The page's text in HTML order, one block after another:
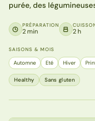
purée, des
PRÉPARATION
2 min 2 h
SAISONS & MOIS
Automne Eté Hiver
Healthy Sans gluten